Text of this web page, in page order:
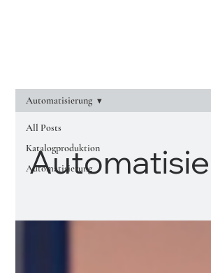
All Posts
Katalogproduktion
Automatisierung
Automatisierung